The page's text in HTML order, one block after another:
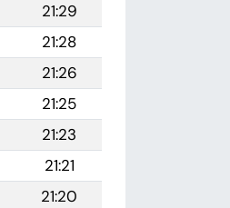
21:29
21:28
21:26
21:25
21:23
21:21
21:20